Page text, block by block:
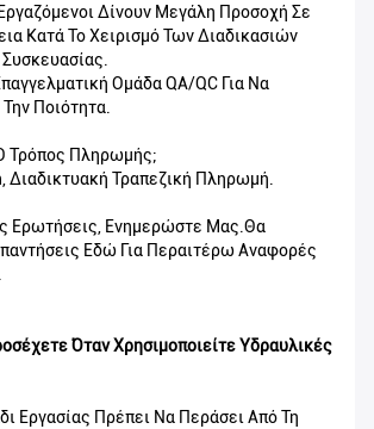
Δίνουν Μεγάλη Προσοχή Σε
Κατά Το Χειρισμό Των Διαδικασιών
Ομάδα QA/QC Για Να
Ποιότητα.
Τρόπος Πληρωμής;
Διαδικτυακή Τραπεζική Πληρωμή.
Ερωτήσεις, Ενημερώστε Μας.Θα
Εδώ Για Περαιτέρω Αναφορές
Όταν Χρησιμοποιείτε Υδραυλικές
Εργασίας Πρέπει Να Περάσει Από Τη